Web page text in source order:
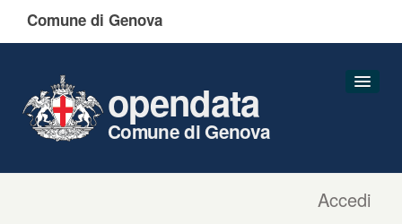
Comune di Genova
Accedi
opendata
Comune di Genova